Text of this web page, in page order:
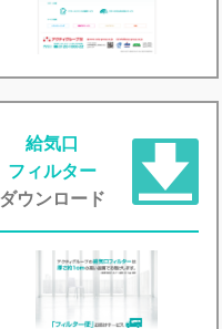
給気口
フィルター
ダウンロード